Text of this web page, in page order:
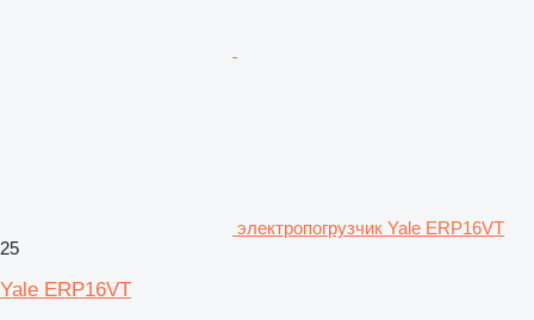
электропогрузчик Yale ERP16VT
25
Yale ERP16VT